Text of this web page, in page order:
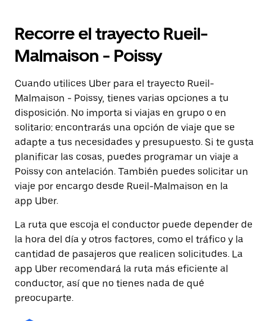
Recorre el trayecto Rueil-
Malmaison - Poissy
Cuando utilices Uber para el trayecto Rueil-
Malmaison - Poissy, tienes varias opciones a tu
disposición. No importa si viajas en grupo o en
solitario: encontrarás una opción de viaje que se
adapte a tus necesidades y presupuesto. Si te gusta
planificar las cosas, puedes programar un viaje a
Poissy con antelación. También puedes solicitar un
viaje por encargo desde Rueil-Malmaison en la
app Uber.
La ruta que escoja el conductor puede depender de
la hora del día y otros factores, como el tráfico y la
cantidad de pasajeros que realicen solicitudes. La
app Uber recomendará la ruta más eficiente al
conductor, así que no tienes nada de qué
preocuparte.